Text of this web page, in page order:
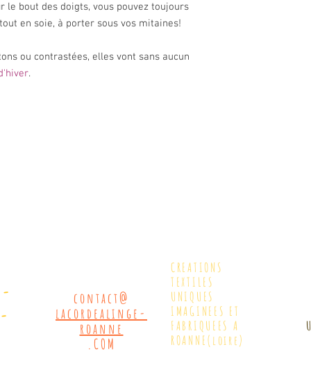
le bout des doigts, vous pouvez toujours
en soie, à porter sous vos mitaines!
ou contrastées, elles vont sans aucun
.
contact@
lacordealinge-
roanne
.COM
CREATIONS
TEXTILES
UNIQUES
IMAGINEES ET
FABRIQUEES A
ROANNE(loire)